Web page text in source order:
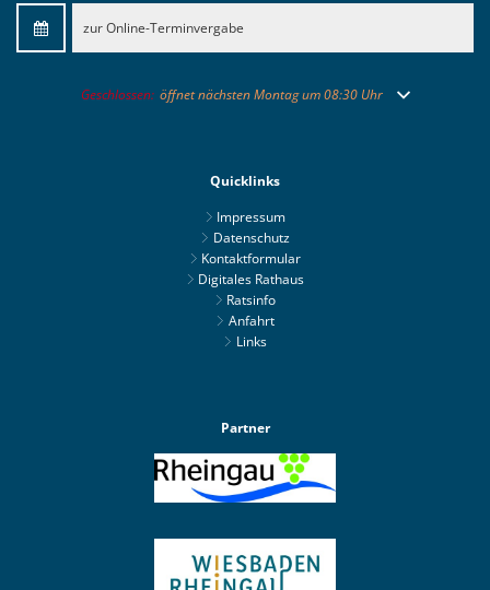
zur Online-Terminvergabe
Klicken, um weitere Öffnungs- oder Schließzeiten auszublenden
Geschlossen: öffnet nächsten Montag um 08:30 Uhr
Quicklinks
Impressum
Datenschutz
Kontaktformular
Digitales Rathaus
Ratsinfo
Anfahrt
Links
Partner